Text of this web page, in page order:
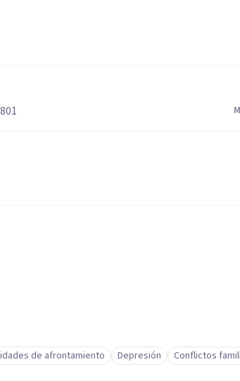
de afrontamiento Depresión Conflictos